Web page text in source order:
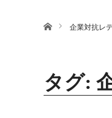
ホーム企業対抗レ
タグ: